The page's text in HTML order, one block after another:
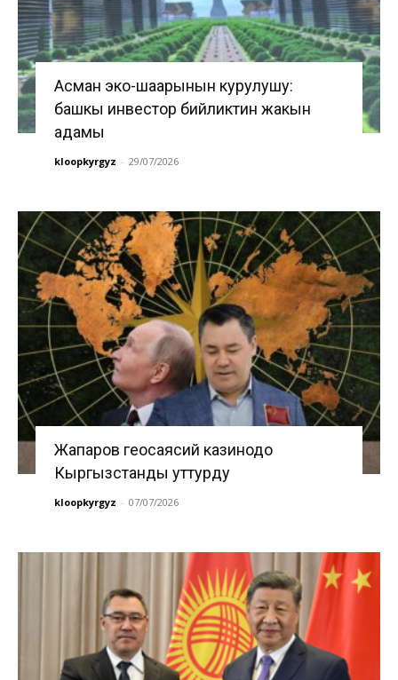
Асман эко-шаарынын курулушу:
башкы инвестор бийликтин жакын
адамы
kloopkyrgyz - 29/07/2026
Жапаров геосаясий казинодо
Кыргызстанды уттурду
kloopkyrgyz - 07/07/2026